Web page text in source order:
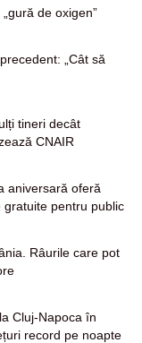
de oxigen”
„Cât să
tineri decât
CNAIR
aniversară oferă
pentru public
Râurile care pot
Cluj-Napoca în
record pe noapte